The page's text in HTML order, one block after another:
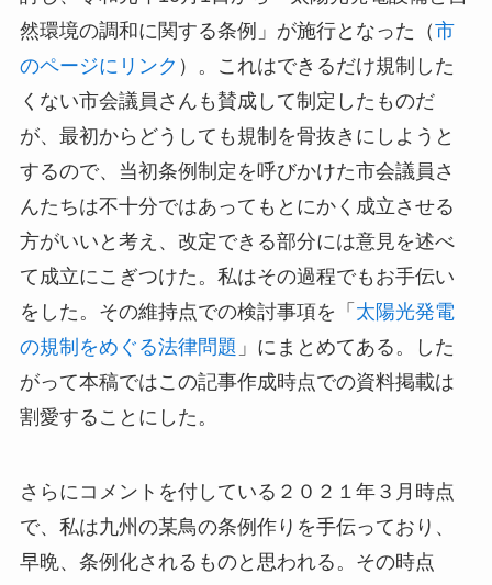
然環境の調和に関する条例」が施行となった（市
のページにリンク ）。これはできるだけ規制した
くない市会議員さんも賛成して制定したものだ
が、最初からどうしても規制を骨抜きにしようと
するので、当初条例制定を呼びかけた市会議員さ
んたちは不十分ではあってもとにかく成立させる
方がいいと考え、改定できる部分には意見を述べ
て成立にこぎつけた。私はその過程でもお手伝い
をした。その維持点での検討事項を「 太陽光発電
の規制をめぐる法律問題 」にまとめてある。した
がって本稿ではこの記事作成時点での資料掲載は
割愛することにした。
さらにコメントを付している２０２１年３月時点
で、私は九州の某鳥の条例作りを手伝っており、
早晩、条例化されるものと思われる。その時点